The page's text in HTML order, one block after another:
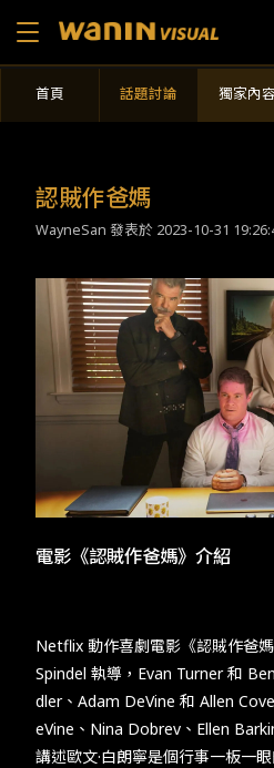
關於我們
影視專題
聯繫我們
限定活動
TW EN JP KR
首頁 話題討論 獨家內
認賊作爸媽
WayneSan 發表於 2023-10-31
電影《認賊作爸媽》介紹
Netflix 動作喜劇電影《認賊作爸
Spindel 執導，Evan Turner 和
dler、Adam DeVine 和 Allen
eVine、Nina Dobrev、Ellen
講述歐文·白朗寧是個行事一板一